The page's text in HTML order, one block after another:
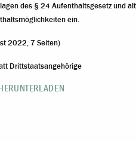
des § 24 Aufenthaltsgesetz und
ein.
2022, 7 Seiten)
Drittstaatsangehörige